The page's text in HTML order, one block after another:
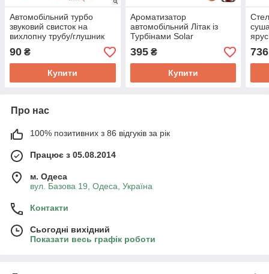
Автомобільний турбо
звуковий свисток на
вихлопну трубу/глушник
AIR TURBO SOUND SL-
1290 (XL 2.4L)
90 ₴
Купити
Ароматизатор
автомобільний Літак із
Турбінами Solar
395₴
Купити
736
Про нас
100% позитивних з 86 відгуків за рік
Працює з 05.08.2014
м. Одеса
вул. Базова 19, Одеса, Україна
Контакти
Сьогодні вихідний
Показати весь графік роботи